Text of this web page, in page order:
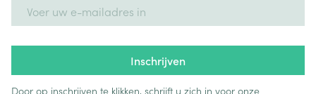
Inschrijven
Door op inschrijven te klikken, schrijft u zich in voor onze